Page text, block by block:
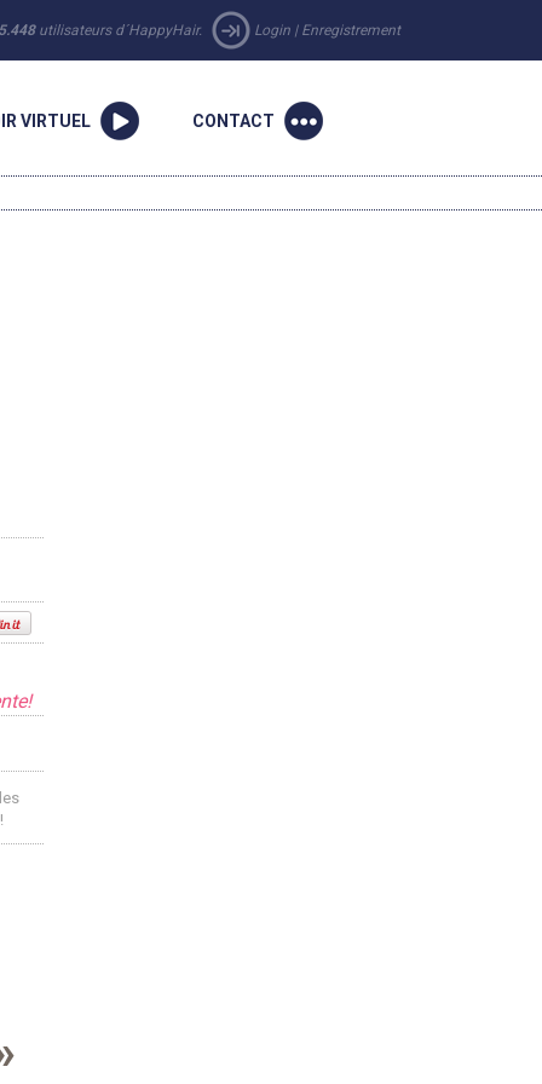
utilisateurs d´HappyHair. Login | Enregistrement
VIRTUEL CONTACT
!